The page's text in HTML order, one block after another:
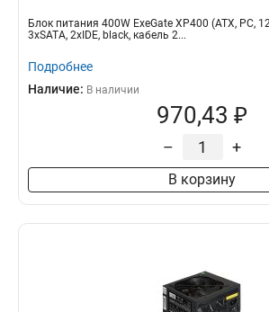
Блок питания 400W ExeGate XP400 (ATX, PC,
3xSATA, 2xIDE, black, кабель 2...
Подробнее
Наличие: В наличии
970,43 ₽
– +
В корзину